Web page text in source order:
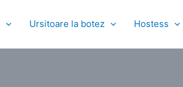
Ursitoare la botez Hostess